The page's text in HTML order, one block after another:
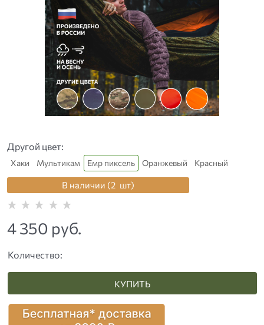
Другой цвет:
Хаки Мультикам Емр пиксель Оранжевый Красный
В наличии (2 шт)
4 350 руб.
Количество:
КУПИТЬ